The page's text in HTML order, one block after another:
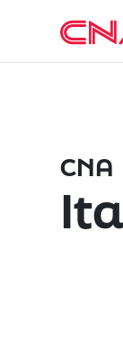
CNA